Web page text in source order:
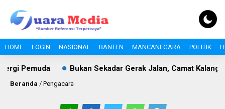
HOME LOGIN NASIONAL BANTEN MANCANEGARA POLITIK
Pemuda Bukan Sekadar Gerak Jalan, Camat
Beranda / Pengacara